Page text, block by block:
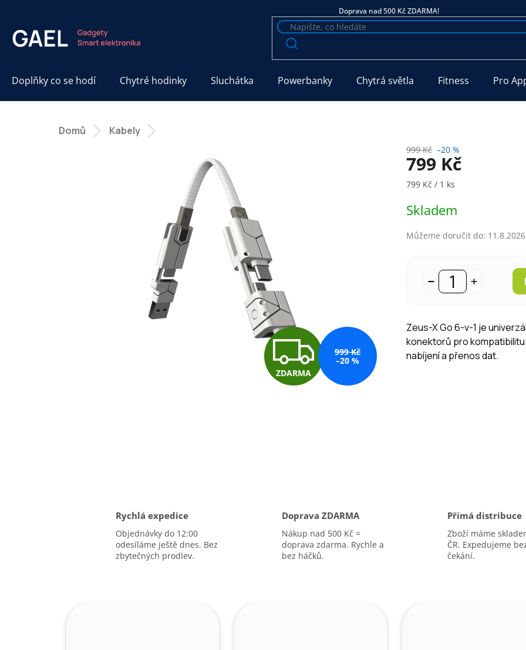
obsah
Doprava nad 500 Kč ZDARMA!
Doplňky co se hodí Chytré hodinky Sluchátka Powerbanky Chytrá světla Fitness Pro
Domů Kabely
Z
D
M
A
ZDARMA
999 Kč
–20 %
999 Kč –20 %
799 Kč
Měrná cena:
799 Kč / 1 ks
Skladem
Můžeme doručit do: 11.8.2026
Zeus-X Go 6-v-1 je
konektorů pro
nabíjení a přenos dat.
Rychlá expedice
Objednávky do 12:00
odesíláme ještě dnes. Bez
zbytečných prodlev.
Doprava ZDARMA
Nákup nad 500 Kč =
doprava zdarma. Rychle a
bez háčků.
Přímá distribuce
Zboží máme
ČR. Expedujeme
čekání.